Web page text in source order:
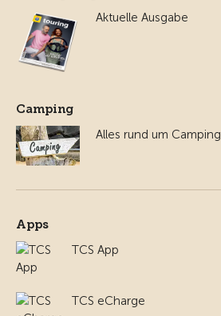
Aktuelle Ausgabe
Camping
Alles rund um Camping
Apps
TCS App
TCS eCharge